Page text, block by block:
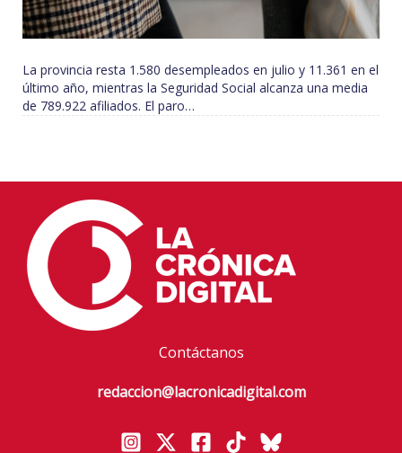
La provincia resta 1.580 desempleados en julio y 11.361 en el
último año, mientras la Seguridad Social alcanza una media
de 789.922 afiliados. El paro…
Contáctanos
redaccion@lacronicadigital.com